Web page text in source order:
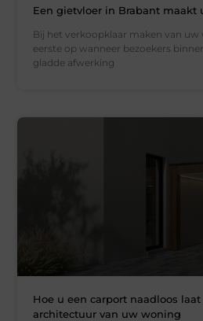
Een gietvloer in Brabant maakt
Bij het verkoopklaar maken van uw
eerste op wanneer bezoekers
gladde afwerking
Hoe u een carport naadloos
architectuur van uw woning